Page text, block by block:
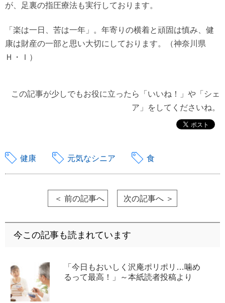
が、足裏の指圧療法も実行しております。
「楽は一日、苦は一年」。年寄りの横着と頑固は慎み、健
康は財産の一部と思い大切にしております。（神奈川県
Ｈ・Ｉ）
この記事が少しでもお役に立ったら「いいね！」や「シェ
ア」をしてくださいね。
健康 元気なシニア 食
＜ 前の記事へ 次の記事へ ＞
今この記事も読まれています
「今日もおいしく沢庵ポリポリ…噛め
るって最高！」～本紙読者投稿より